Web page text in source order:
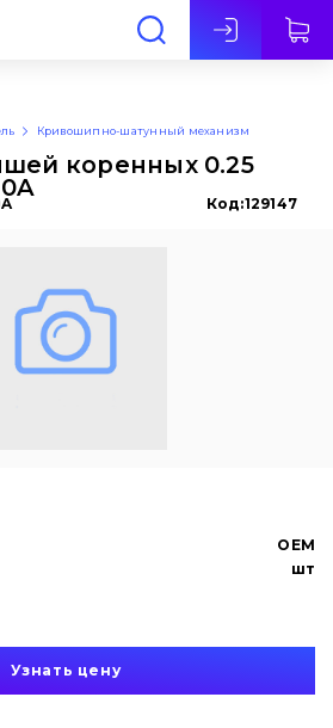
Кривошипно-шатунный механизм
коренных 0.25
Код:129147
OEM
шт
Узнать цену